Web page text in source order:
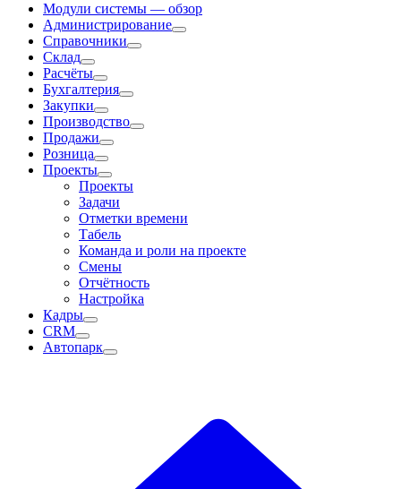
Модули системы — обзор
Администрирование
Справочники
Склад
Расчёты
Бухгалтерия
Закупки
Производство
Продажи
Розница
Проекты
Проекты
Задачи
Отметки времени
Табель
Команда и роли на проекте
Смены
Отчётность
Настройка
Кадры
CRM
Автопарк